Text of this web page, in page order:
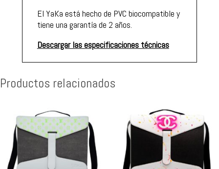
El YaKa está hecho de PVC biocompatible y
tiene una garantía de 2 años.
Descargar las especificaciones técnicas
Productos relacionados